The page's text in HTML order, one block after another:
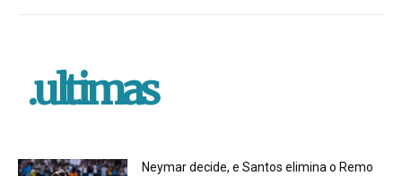
.ultimas
Neymar decide, e Santos elimina o Remo